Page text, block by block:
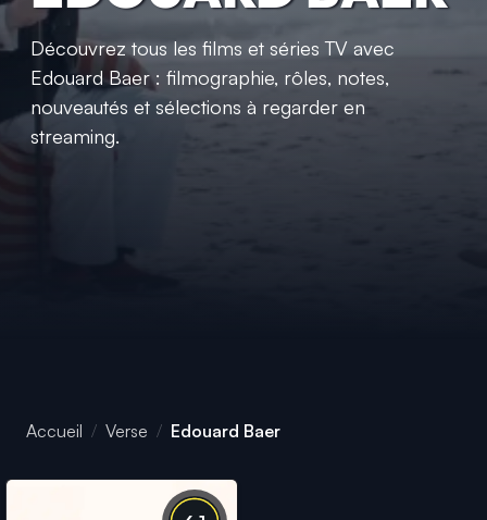
Découvrez tous les films et séries TV avec
Edouard Baer : filmographie, rôles, notes,
nouveautés et sélections à regarder en
streaming.
Accueil Verse Edouard Baer